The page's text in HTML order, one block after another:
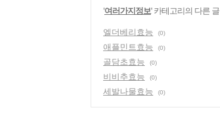
'여러가지정보' 카테고리의 다른 글
엘더베리효능 (0)
애플민트효능 (0)
골담초효능 (0)
비비추효능 (0)
세발나물효능 (0)